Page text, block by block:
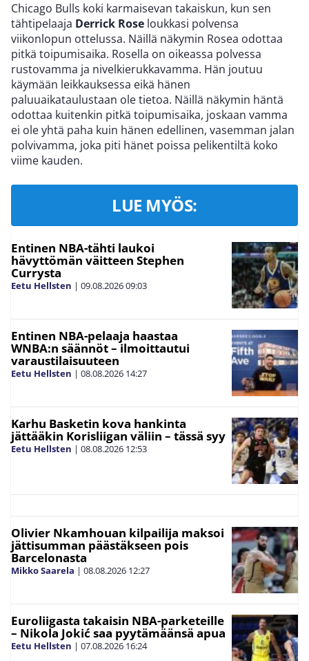
Chicago Bulls koki karmaisevan takaiskun, kun sen
tähtipelaaja Derrick Rose loukkasi polvensa
viikonlopun ottelussa. Näillä näkymin Rosea odottaa
pitkä toipumisaika. Rosella on oikeassa polvessa
rustovamma ja nivelkierukkavamma. Hän joutuu
käymään leikkauksessa eikä hänen
paluuaikataulustaan ole tietoa. Näillä näkymin häntä
odottaa kuitenkin pitkä toipumisaika, joskaan vamma
ei ole yhtä paha kuin hänen edellinen, vasemman jalan
polvivamma, joka piti hänet poissa pelikentiltä koko
viime kauden.
LUE MYÖS:
Entinen NBA-tähti laukoi
hävyttömän väitteen Stephen
Currysta
Eetu Hellsten | 09.08.202609:03
Entinen NBA-pelaaja haastaa
WNBA:n säännöt – ilmoittautui
varaustilaisuuteen
Eetu Hellsten | 08.08.2026 14:27
Karhu Basketin kova hankinta
jättääkin Korisliigan väliin – tässä syy
Eetu Hellsten | 08.08.2026 12:53
Olivier Nkamhouan kilpailija maksoi
jättisumman päästäkseen pois
Barcelonasta
Mikko Saarela | 08.08.2026 12:27
Euroliigasta takaisin NBA-parketeille
– Nikola Jokić saa pyytämäänsä apua
Eetu Hellsten | 07.08.2026 16:24